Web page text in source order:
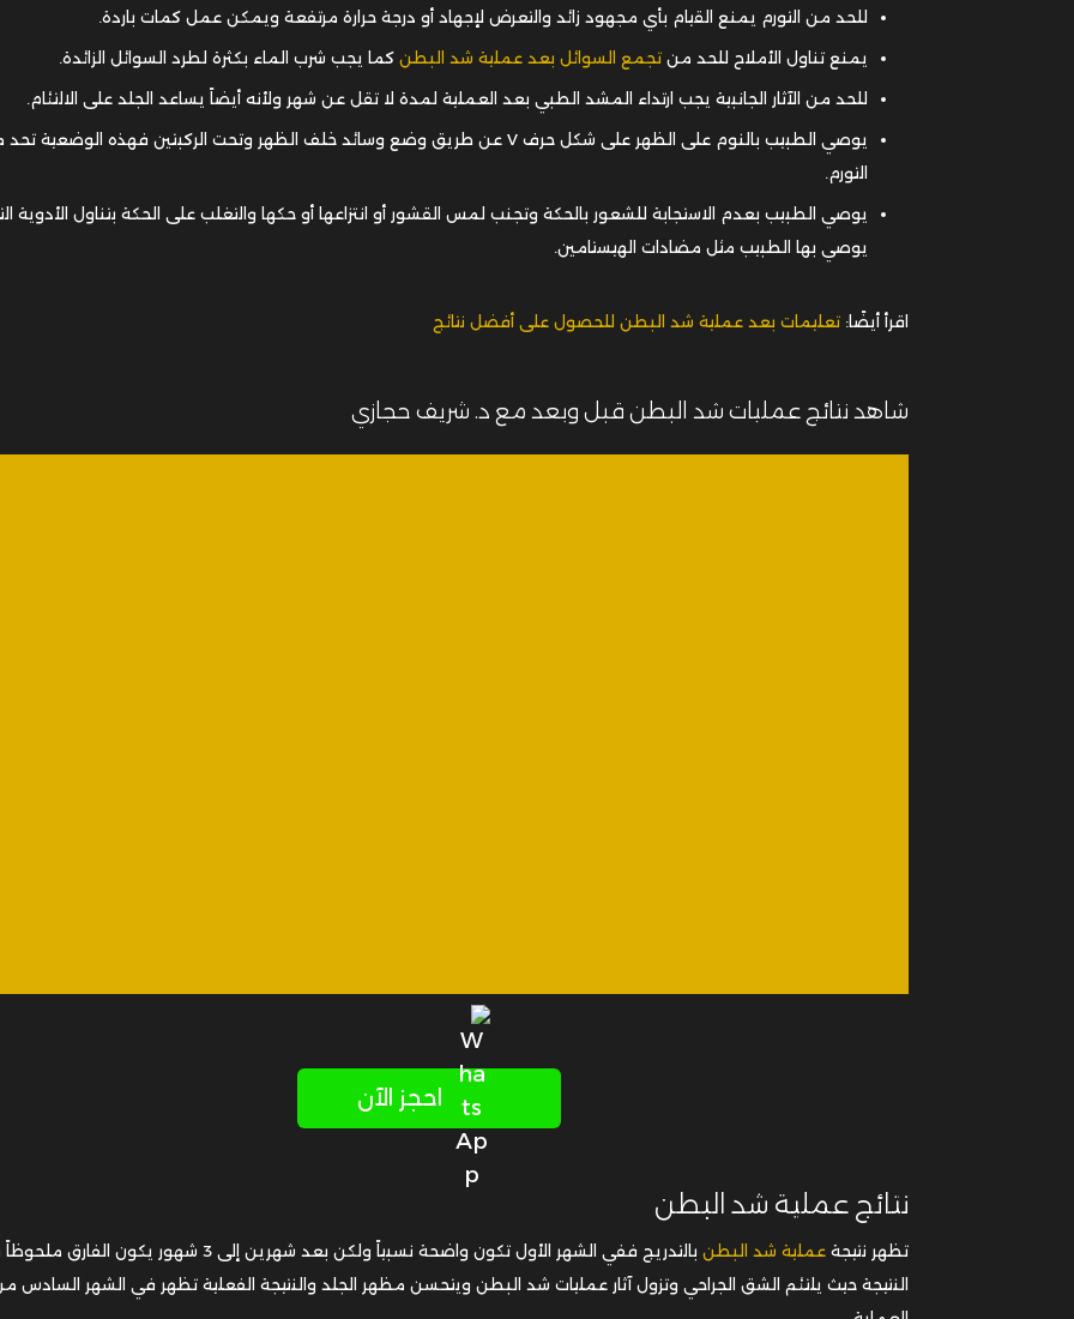
للحد من التورم يمنع القيام بأي مجهود زائد والتعرض لإجهاد أو درجة حرارة مرتفعة ويمكن عمل كمات باردة.
يمنع تناول الأملاح للحد من تجمع السوائل بعد عملية شد البطنكما يجب شرب الماء بكثرة لطرد السوائل الزائدة.
للحد من الآثار الجانبية يجب ارتداء المشد الطبي بعد العملية لمدة لا تقل عن شهر ولأنه أيضاً يساعد الجلد على الالتئام.
يوصي الطبيب بالنوم على الظهر على شكل حرف V عن طريق وضع وسائد خلف الظهر وتحت الركبتين فهذه الوضعية تحد
التورم.
يوصي الطبيب بعدم الاستجابة للشعور بالحكة وتجنب لمس القشور أو انتزاعها أو حكها والتغلب على الحكة بتناول الأدوية
يوصي بها الطبيب مثل مضادات الهيستامين.
اقرأ أيضًا: تعليمات بعد عملية شد البطن للحصول على أفضل نتائج
شاهد نتائج عمليات شد البطن قبل وبعد مع د. شريف حجازي
احجز الآن
نتائج عملية شد البطن
تظهر نتيجة عملية شد البطن
بالتدريج ففي الشهر الأول تكون واضحة نسبياً ولكن بعد شهرين إلى 3 شهور يكون
النتيجة حيث يلتئم الشق الجراحي وتزول آثار عمليات شد البطن ويتحسن مظهر الجلد والنتيجة الفعلية تظهر في الشهر السادس